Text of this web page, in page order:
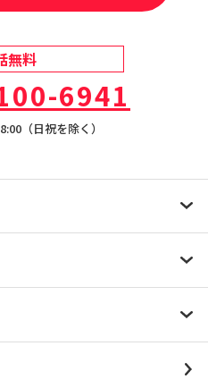
無料
6941
（日祝を除く）
ム）